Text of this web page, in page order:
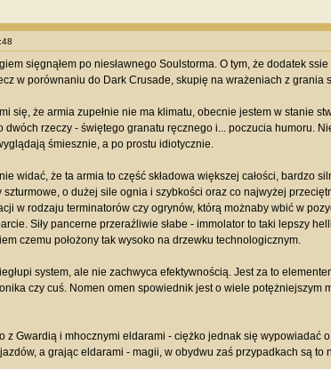
sięgnąłem po niesławnego Soulstorma. O tym, że dodatek
w porównaniu do Dark Crusade, skupię na wrażeniach z grania
się, że armia zupełnie nie ma klimatu, obecnie jestem w stanie
dwóch rzeczy - świętego granatu ręcznego i... poczucia humoru.
śmiesznie, a po prostu idiotycznie.
widać, że ta armia to część składowa większej całości, bardzo
szturmowe, o dużej sile ognia i szybkości oraz co najwyżej
w rodzaju terminatorów czy ogrynów, którą możnaby wbić w
Siły pancerne przeraźliwie słabe - immolator to taki lepszy
czemu położony tak wysoko na drzewku technologicznym.
system, ale nie zachwyca efektywnością. Jest za to
czy cuś. Nomen omen spowiednik jest o wiele potężniejszym
z Gwardią i mhocznymi eldarami - ciężko jednak się wypowiadać
a grając eldarami - magii, w obydwu zaś przypadkach są to